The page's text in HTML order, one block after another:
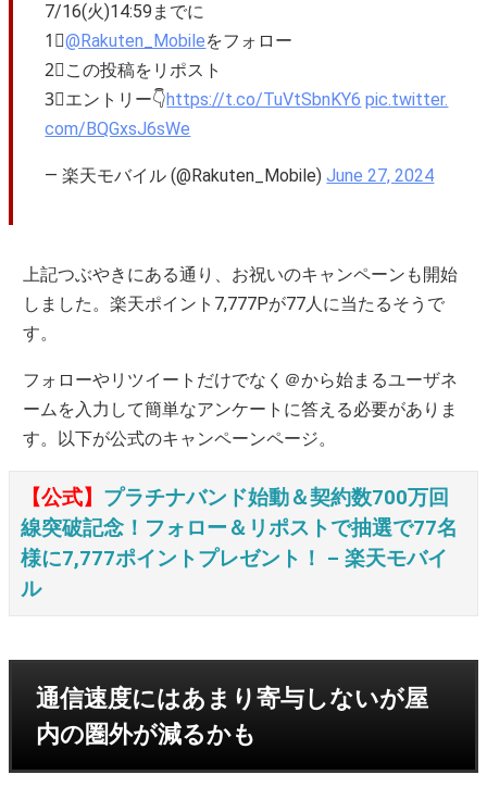
7/16(火)14:59までに
1⃣@Rakuten_Mobileをフォロー
2⃣この投稿をリポスト
3⃣エントリー👇https://t.co/TuVtSbnKY6 pic.twitter.
com/BQGxsJ6sWe
— 楽天モバイル (@Rakuten_Mobile)June 27, 2024
上記つぶやきにある通り、お祝いのキャンペーンも開始
しました。楽天ポイント7,777Pが77人に当たるそうで
す。
フォローやリツイートだけでなく＠から始まるユーザネ
ームを入力して簡単なアンケートに答える必要がありま
す。以下が公式のキャンペーンページ。
【公式】 プラチナバンド始動＆契約数700万回
線突破記念！フォロー＆リポストで抽選で77名
様に7,777ポイントプレゼント！ – 楽天モバイ
ル
通信速度にはあまり寄与しないが屋
内の圏外が減るかも